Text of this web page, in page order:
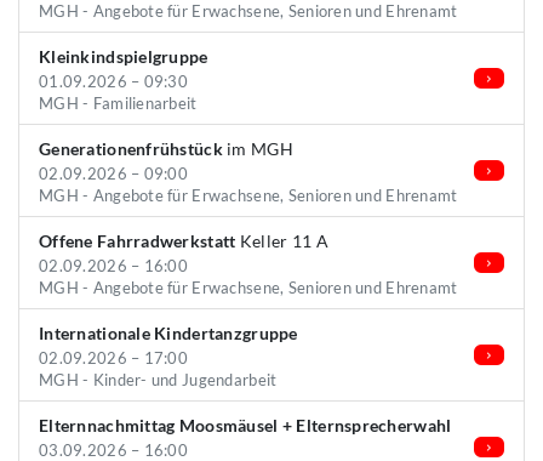
MGH - Angebote für Erwachsene, Senioren und Ehrenamt
Kleinkindspielgruppe
01.09.2026 – 09:30
MGH - Familienarbeit
Generationenfrühstückim MGH
02.09.2026 – 09:00
MGH - Angebote für Erwachsene, Senioren und Ehrenamt
Offene Fahrradwerkstatt Keller 11 A
02.09.2026 – 16:00
MGH - Angebote für Erwachsene, Senioren und Ehrenamt
Internationale Kindertanzgruppe
02.09.2026 – 17:00
MGH - Kinder- und Jugendarbeit
Elternnachmittag Moosmäusel + Elternsprecherwahl
03.09.2026 – 16:00